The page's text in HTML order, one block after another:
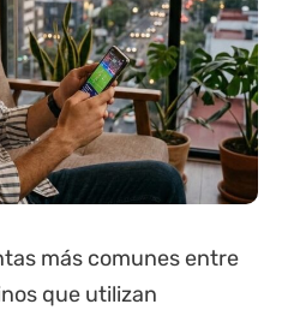
más comunes entre
que utilizan